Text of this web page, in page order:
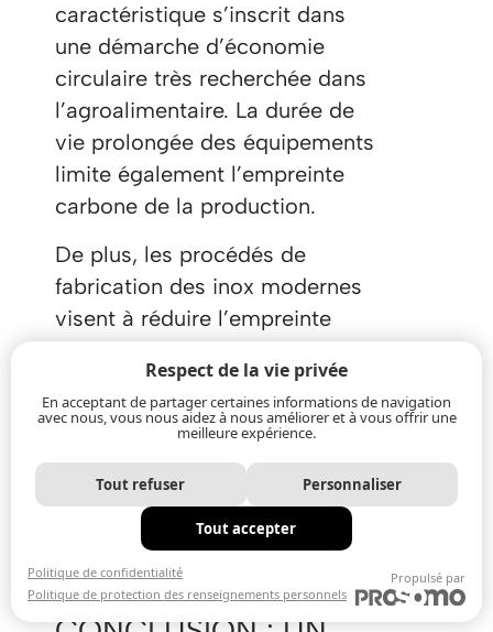
caractéristique s’inscrit dans
une démarche d’économie
circulaire très recherchée dans
l’agroalimentaire. La durée de
vie prolongée des équipements
limite également l’empreinte
carbone de la production.
De plus, les procédés de
fabrication des inox modernes
visent à réduire l’empreinte
matériaux recyclés. L’utilisation
d’inox s’aligne donc
parfaitement avec les objectifs
de durabilité et les certifications
environnementales comme ISO
Respect de la vie privée
En acceptant de partager certaines informations de navigation
avec nous, vous nous aidez à nous améliorer et à vous offrir une
meilleure expérience.
Tout refuser Personnaliser
Tout accepter
Politique de confidentialité
Politique de protection des renseignements personnels
Propulsé par